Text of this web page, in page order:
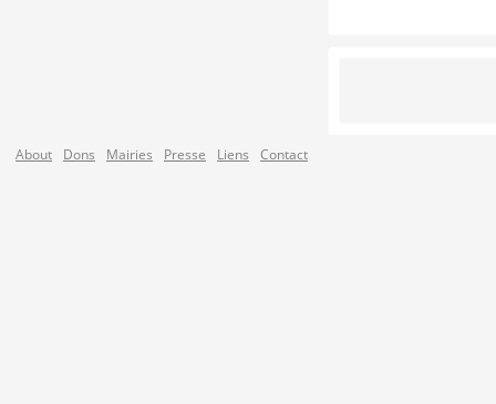
About Dons Mairies Presse Liens Contact